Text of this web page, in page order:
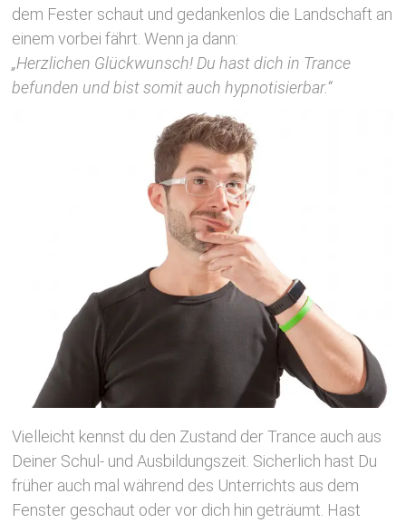
dem Fester schaut und gedankenlos die Landschaft an
einem vorbei fährt. Wenn ja dann:
„Herzlichen Glückwunsch! Du hast dich in Trance
befunden und bist somit auch hypnotisierbar.“
Vielleicht kennst du den Zustand der Trance auch aus
Deiner Schul- und Ausbildungszeit. Sicherlich hast Du
früher auch mal während des Unterrichts aus dem
Fenster geschaut oder vor dich hin geträumt. Hast